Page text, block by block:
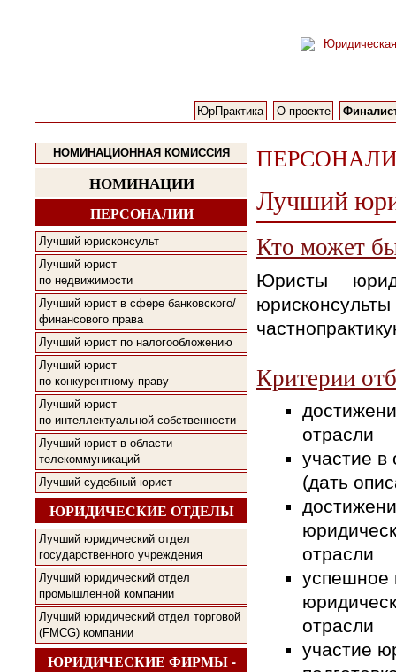
ЮрПрактика О проекте
НОМИНАЦИОННАЯ КОМИССИЯ
НОМИНАЦИИ
ПЕРСОНАЛИИ
Лучший юрисконсульт
Лучший юрист
по недвижимости
Лучший юрист в сфере банковского/
финансового права
Лучший юрист по налогообложению
Лучший юрист
по конкурентному праву
Лучший юрист
по интеллектуальной собственности
Лучший юрист в области
телекоммуникаций
Лучший судебный юрист
ЮРИДИЧЕСКИЕ ОТДЕЛЫ
Лучший юридический отдел
государственного учреждения
Лучший юридический отдел
промышленной компании
Лучший юридический отдел торговой
(FMCG) компании
ЮРИДИЧЕСКИЕ ФИРМЫ -
Лучший
Кто может
Юристы
Критерии
отрасли
участие в
(дать
отрасли
успешное
отрасли
участие